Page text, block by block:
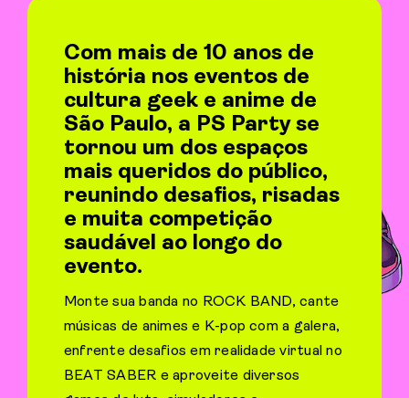
Com mais de 10 anos de
história nos eventos de
cultura geek e anime de
São Paulo, a PS Party se
tornou um dos espaços
mais queridos do público,
reunindo desafios, risadas
e muita competição
saudável ao longo do
evento.
Monte sua banda no ROCK BAND, cante
músicas de animes e K-pop com a galera,
enfrente desafios em realidade virtual no
BEAT SABER e aproveite diversos